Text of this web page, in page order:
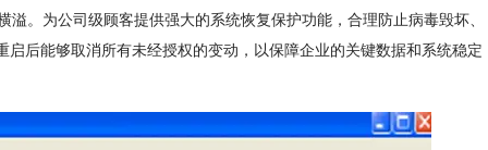
为公司级顾客提供强大的系统恢复保护功能，合理防止病毒毁坏、
后能够取消所有未经授权的变动，以保障企业的关键数据和系统稳定